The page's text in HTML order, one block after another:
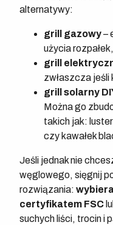
alternatywy:
grill gazowy–
użycia rozpałek,
grill
zwłaszcza jeśli
grill solarny
Można go
takich jak:
czy kawałek
Jeśli jednak nie
węglowego, sięgnij
rozwiązania:
certyfikatem FSC
suchych liści, trocin i